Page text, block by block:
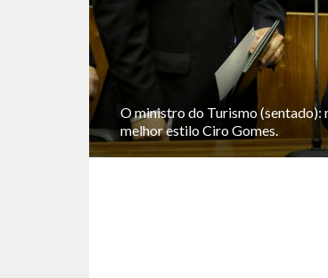
O ministro do Turismo (sentado):
melhor estilo Ciro Gomes.